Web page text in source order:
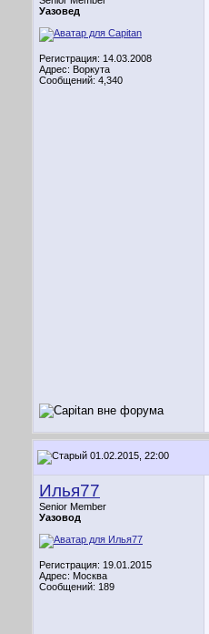
Уазовед
Регистрация: 14.03.2008
Адрес: Воркута
Сообщений: 4,340
01.02.2015, 22:00
Илья77
Senior Member
Уазовод
Регистрация: 19.01.2015
Адрес: Москва
Сообщений: 189